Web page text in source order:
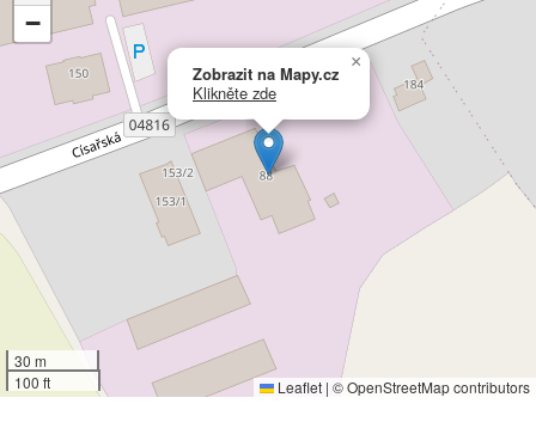
Zobrazit na Mapy.cz
Klikněte zde
×
−
30 m
100 ft
Leaflet | ©OpenStreetMapcontributors